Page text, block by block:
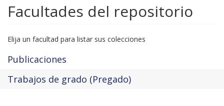
Facultades del repositorio
Elija un facultad para listar sus colecciones
Publicaciones
Trabajos de grado (Pregado)